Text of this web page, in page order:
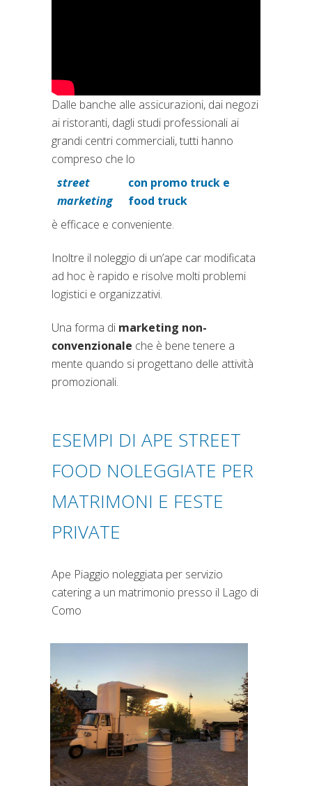
Dalle banche alle assicurazioni, dai negozi
ai ristoranti, dagli studi professionali ai
grandi centri commerciali, tutti hanno
compreso che lo
street
marketing
con promo truck e
food truck(si apre in una nuova
è efficace e conveniente.
Inoltre il noleggio di un’ape car modificata
ad hoc è rapido e risolve molti problemi
logistici e organizzativi.
Una forma di marketing non-
convenzionale che è bene tenere a
mente quando si progettano delle attività
promozionali.
ESEMPI DI APE STREET
FOOD NOLEGGIATE PER
MATRIMONI E FESTE
PRIVATE
Ape Piaggio noleggiata per servizio
catering a un matrimonio presso il Lago di
Como